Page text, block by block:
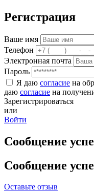
Регистрация
Ваше имя
Телефон
Электронная почта
Пароль
Я даю согласие на
даю согласие на
Зарегистрироваться
или
Войти
Сообщение
Сообщение
Оставьте отзыв